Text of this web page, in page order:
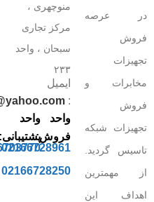
در عرصه
فروش
تجهیزات
مخابرات و
فروش
تجهیزات شبکه
تاسیس گردید.
از مهمترین
اهداف این
منوچهری ،
مرکز تجاری
سبحان ، واحد
۲۳۳
ایمیل
:
واحد
فروش:
02166728961
02166728250
واحد
پشتیبانی: